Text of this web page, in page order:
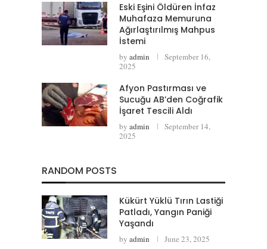
Eski Eşini Öldüren İnfaz
Muhafaza Memuruna
Ağırlaştırılmış Mahpus
İstemi
by admin
September 16,
2025
Afyon Pastırması ve
Sucuğu AB’den Coğrafik
İşaret Tescili Aldı
by admin
September 14,
2025
RANDOM POSTS
Kükürt Yüklü Tırın Lastiği
Patladı, Yangın Paniği
Yaşandı
by admin June 23, 2025